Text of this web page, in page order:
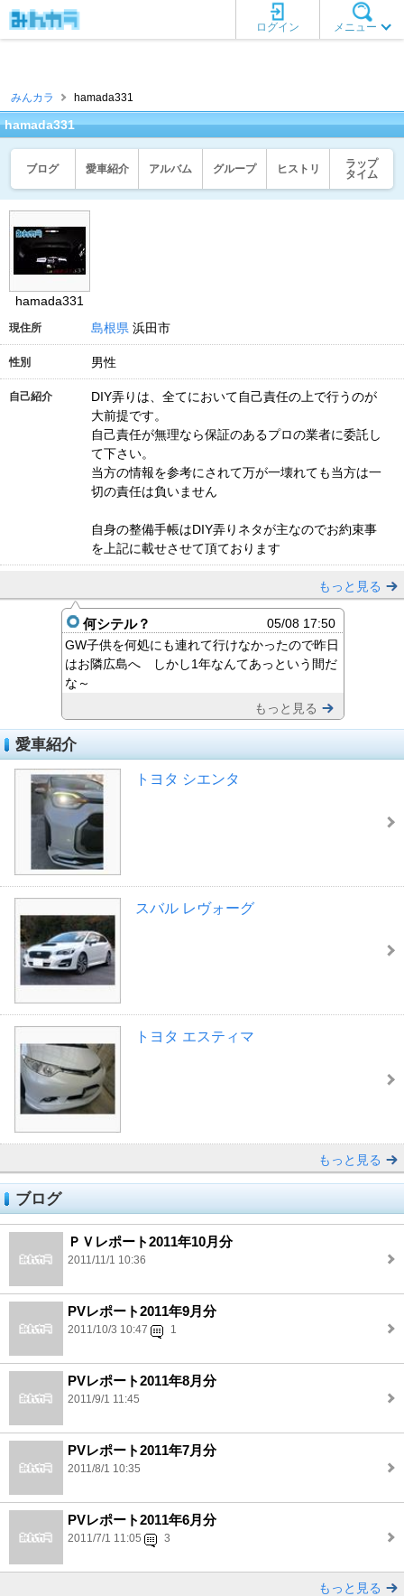
メニュー
ログイン
みんカラ hamada331
hamada331
ブログ 愛車紹介 アルバム グループ ヒストリ
ラップ
タイム
hamada331
現住所 島根県 浜田市
性別 男性
自己紹介
DIY弄りは、全てにおいて自己責任の上で行うのが
大前提です。
自己責任が無理なら保証のあるプロの業者に委託し
て下さい。
当方の情報を参考にされて万が一壊れても当方は一
切の責任は負いません
自身の整備手帳はDIY弄りネタが主なのでお約束事
を上記に載せさせて頂ております
もっと見る
何シテル？
05/08 17:50
GW子供を何処にも連れて行けなかったので昨日
はお隣広島へ しかし1年なんてあっという間だ
な～
もっと見る
愛車紹介
トヨタ シエンタ
スバル レヴォーグ
トヨタ エスティマ
もっと見る
ブログ
ＰＶレポート2011年10月分
2011/11/1 10:36
PVレポート2011年9月分
2011/10/3 10:47 1
PVレポート2011年8月分
2011/9/1 11:45
PVレポート2011年7月分
2011/8/1 10:35
PVレポート2011年6月分
2011/7/1 11:05 3
もっと見る